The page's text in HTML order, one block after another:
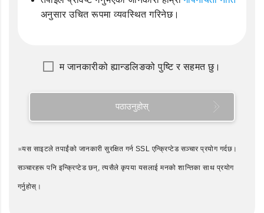
अनुसार उचित रूपमा व्यवस्थित गरिनेछ।
म जानकारीको ह्यान्डलिङको पुष्टि र सहमत छु।
पठाउनुहोस्
※यस साइटले तपाईंको जानकारी सुरक्षित गर्न SSL एन्क्रिप्टेड सञ्चार प्रयोग गर्दछ।
सञ्चारहरू पनि इन्क्रिप्टेड छन्, त्यसैले कृपया यसलाई मनको शान्तिका साथ प्रयोग
गर्नुहोस्।